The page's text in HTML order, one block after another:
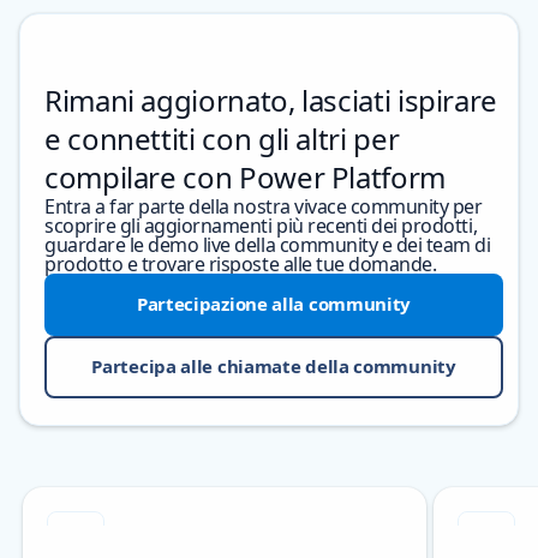
Rimani aggiornato, lasciati ispirare
e connettiti con gli altri per
compilare con Power Platform
Entra a far parte della nostra vivace community per
scoprire gli aggiornamenti più recenti dei prodotti,
guardare le demo live della community e dei team di
prodotto e trovare risposte alle tue domande.
Partecipazione alla community
Partecipa alle chiamate della community
Salta carousel
Showing slide 1 of 3